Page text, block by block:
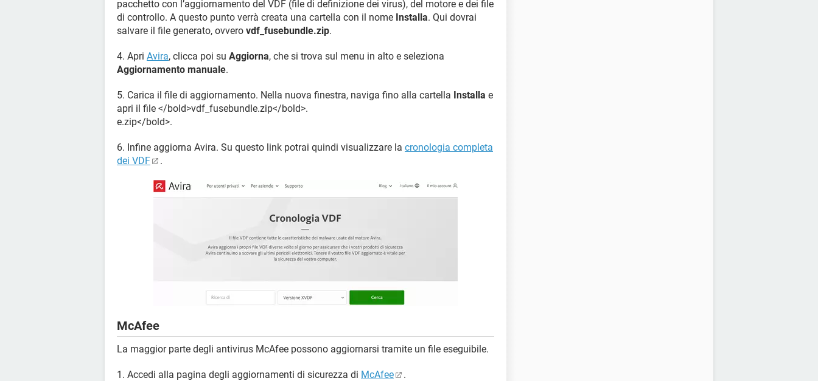
pacchetto con l’aggiornamento del VDF (file di definizione dei virus), del motore e dei file
di controllo. A questo punto verrà creata una cartella con il nome Installa. Qui dovrai
salvare il file generato, ovvero vdf_fusebundle.zip.
4. Apri Avira, clicca poi su Aggiorna, che si trova sul menu in alto e seleziona
Aggiornamento manuale.
5. Carica il file di aggiornamento. Nella nuova finestra, naviga fino alla cartella Installa e
apri il file </bold>vdf_fusebundle.zip</bold>.
e.zip</bold>.
6. Infine aggiorna Avira. Su questo link potrai quindi visualizzare la cronologia completa
dei VDF
.
McAfee
La maggior parte degli antivirus McAfee possono aggiornarsi tramite un file eseguibile.
1. Accedi alla pagina degli aggiornamenti di sicurezza di McAfee .